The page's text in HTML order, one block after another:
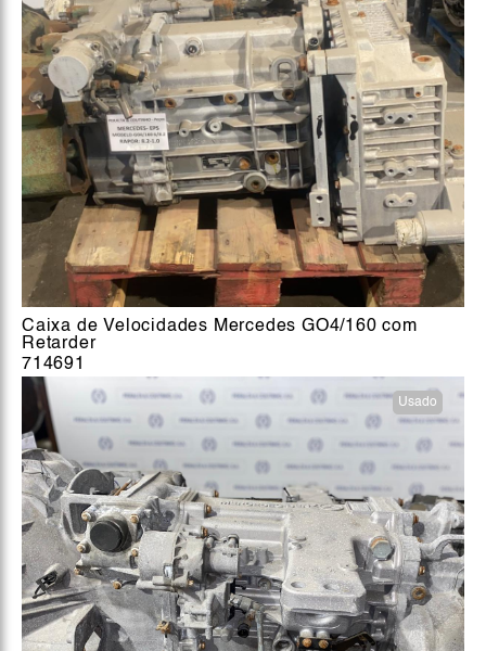
Caixa de Velocidades Mercedes GO4/160 com
Retarder
714691
Usado